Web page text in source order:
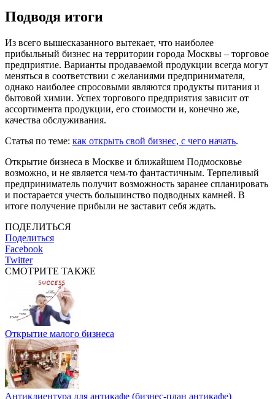
Подводя итоги
Из всего вышесказанного вытекает, что наиболее
прибыльный бизнес на территории города Москвы – торговое
предприятие. Варианты продаваемой продукции всегда могут
меняться в соответствии с желаниями предпринимателя,
однако наиболее спросовыми являются продукты питания и
бытовой химии. Успех торгового предприятия зависит от
ассортимента продукции, его стоимости и, конечно же,
качества обслуживания.
Статья по теме: как открыть свой бизнес, с чего начать.
Открытие бизнеса в Москве и ближайшем Подмосковье
возможно, и не является чем-то фантастичным. Терпеливый
предприниматель получит возможность заранее спланировать
и постарается учесть большинство подводных камней. В
итоге получение прибыли не заставит себя ждать.
ПОДЕЛИТЬСЯ
Поделиться
Facebook
Twitter
СМОТРИТЕ ТАКЖЕ
Открытие малого бизнеса
Антиклиентура для антикафе (бизнес-план антикафе)